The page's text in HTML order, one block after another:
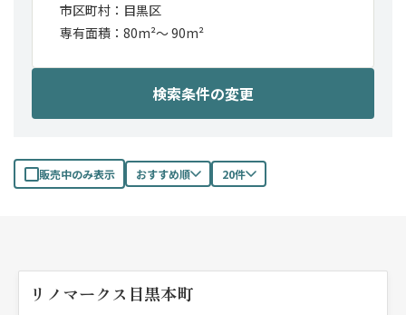
市区町村： 目黒区
専有面積： 80m²〜90m²
検索条件の変更
販売中のみ表示 おすすめ順 20件
リノマークス目黒本町